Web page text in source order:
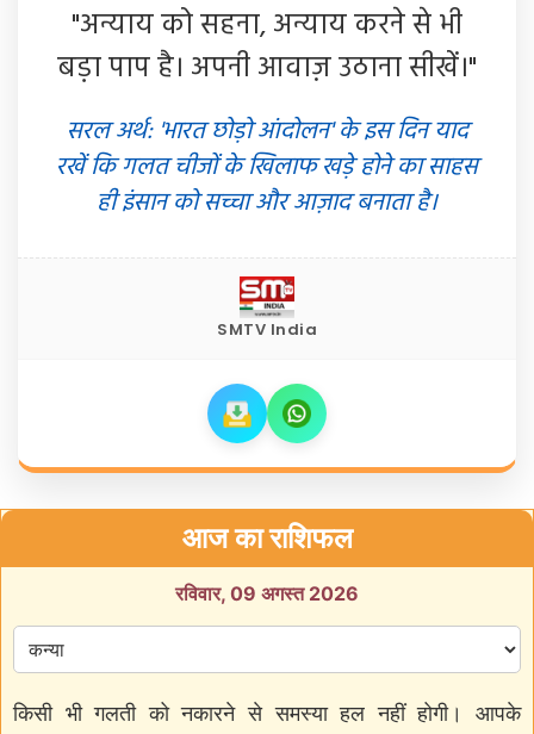
"अन्याय को सहना, अन्याय करने से भी
बड़ा पाप है। अपनी आवाज़ उठाना सीखें।"
सरल अर्थ: 'भारत छोड़ो आंदोलन' के इस दिन याद
रखें कि गलत चीजों के खिलाफ खड़े होने का साहस
ही इंसान को सच्चा और आज़ाद बनाता है।
SMTV India
आज का राशिफल
रविवार, 09 अगस्त 2026
किसी भी गलती को नकारने से समस्या हल नहीं होगी। आपके